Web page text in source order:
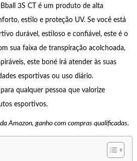
3S CT é um produto de alta
estilo e proteção UV. Se você está
durável, estiloso e confiável, este é o
sua faixa de transpiração acolchoada,
este boné irá atender às suas
esportivas ou uso diário.
qualquer pessoa que valorize
esportivos.
Amazon, ganho com compras qualificadas.